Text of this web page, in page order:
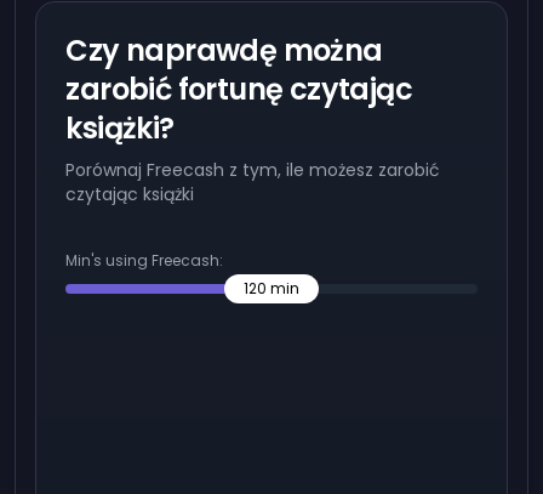
Czy naprawdę można
zarobić fortunę czytając
książki?
Porównaj Freecash z tym, ile możesz zarobić
czytając książki
Min's using Freecash:
120 min